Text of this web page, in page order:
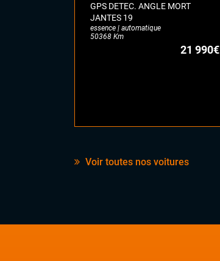
GPS DETEC. ANGLE MORT
JANTES 19
essence | automatique
50368 Km
21 990€
Voir toutes nos voitures